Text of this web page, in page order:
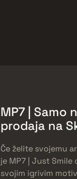
MP7 | Samo
prodaja na
Če želite svojemu
je MP7 | Just
svojim igrivim